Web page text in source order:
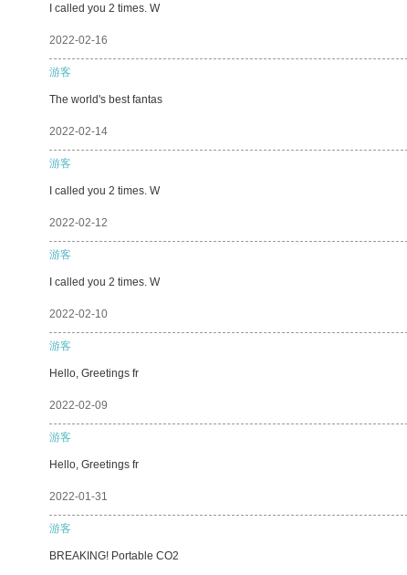
I called you 2 times. W
2022-02-16
游客
The world's best fantas
2022-02-14
游客
I called you 2 times. W
2022-02-12
游客
I called you 2 times. W
2022-02-10
游客
Hello, Greetings fr
2022-02-09
游客
Hello, Greetings fr
2022-01-31
游客
BREAKING! Portable CO2